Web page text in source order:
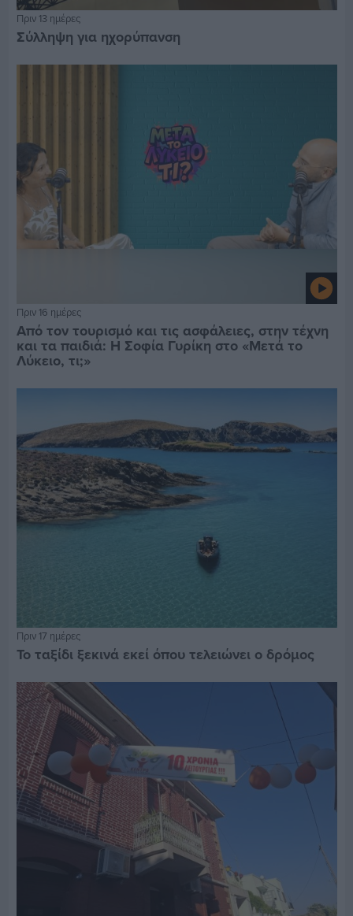
Πριν 13 ημέρες
Σύλληψη για ηχορύπανση
Πριν 16 ημέρες
Από τον τουρισμό και τις ασφάλειες, στην τέχνη
και τα παιδιά: Η Σοφία Γυρίκη στο «Μετά το
Λύκειο, τι;»
Πριν 17 ημέρες
Το ταξίδι ξεκινά εκεί όπου τελειώνει ο δρόμος